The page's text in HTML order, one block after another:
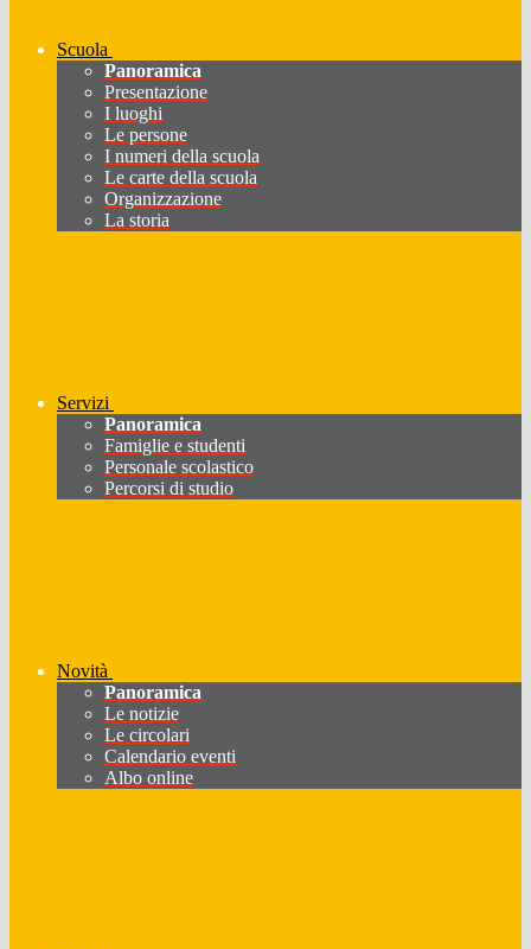
Scuola
Panoramica
Presentazione
I luoghi
Le persone
I numeri della scuola
Le carte della scuola
Organizzazione
La storia
Servizi
Panoramica
Famiglie e studenti
Personale scolastico
Percorsi di studio
Novità
Panoramica
Le notizie
Le circolari
Calendario eventi
Albo online